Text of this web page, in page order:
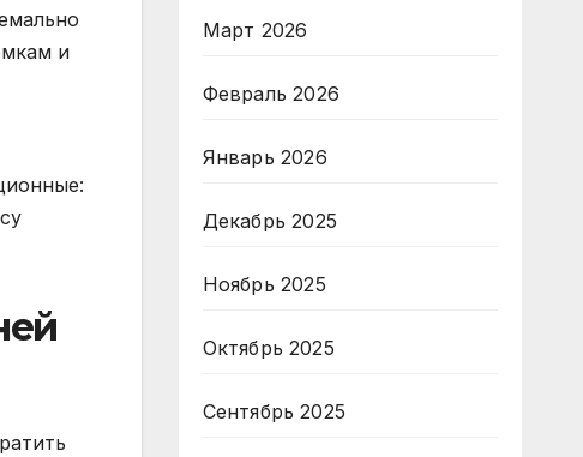
и
Март 2026
Февраль 2026
Январь 2026
Декабрь 2025
Ноябрь 2025
Октябрь 2025
Сентябрь 2025